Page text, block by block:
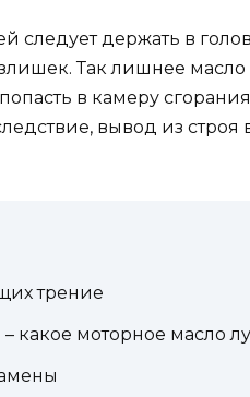
следует держать в
Так лишнее масло
в камеру
вывод из
трение
какое моторное масло